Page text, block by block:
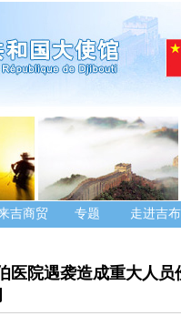
吉商贸 专题 走进吉
医院遇袭造成重大人员